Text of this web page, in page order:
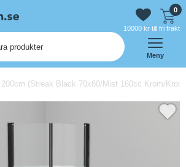
0
10000 kr till fri frakt
Meny
(Streak Black 70x80/Mist 160cc Krom/